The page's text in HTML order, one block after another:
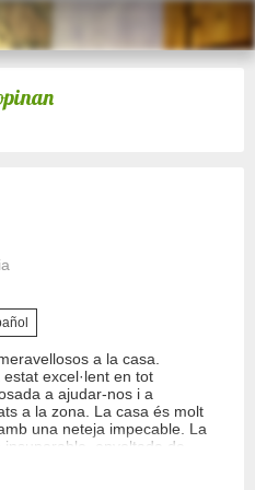
a la casa.
excel·lent en tot
a ajudar-nos i a
a la zona. La casa és molt
una neteja impecable. La
envoltada de
zones de joc a l'exterior